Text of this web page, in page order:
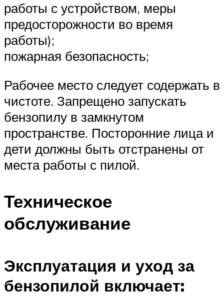
работы с устройством, меры
предосторожности во время
работы);
пожарная безопасность;
Рабочее место следует содержать в
чистоте. Запрещено запускать
бензопилу в замкнутом
пространстве. Посторонние лица и
дети должны быть отстранены от
места работы с пилой.
Техническое
обслуживание
Эксплуатация и уход за
бензопилой включает: